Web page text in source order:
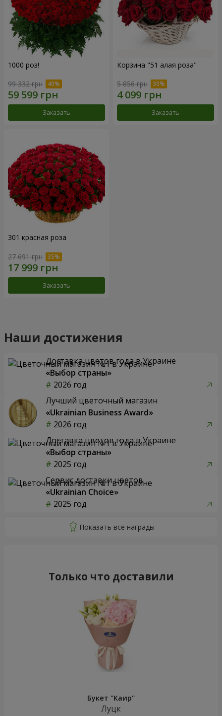
1000 роз!
99 332 грн
Заказать
Корзина "51 алая роза"
5 856 грн
Заказать
301 красная роза
27 691 грн
Заказать
Наши достижения
Доставка цветов года в Украине
«Выбор страны»
2026 год
Лучший цветочный магазин
«Ukrainian Business Award»
2026 год
Доставка цветов года в Украине
«Выбор страны»
2025 год
Сервис доставки цветов
«Ukrainian Choice»
2025 год
Только что доставили
Букет "Каир"
Луцк